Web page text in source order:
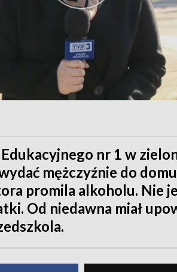
nr 1 w
mężczyźnie do
promila alkoholu. Nie
Od niedawna miał